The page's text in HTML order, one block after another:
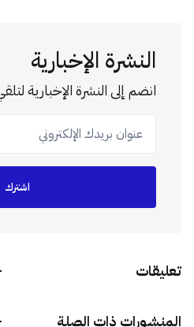
النشرة الإخبارية
انضم إلى النشرة الإخبارية
عنوان بريدك الإلكتروني
اشترك
تعليقات
المنشورات ذات الصلة